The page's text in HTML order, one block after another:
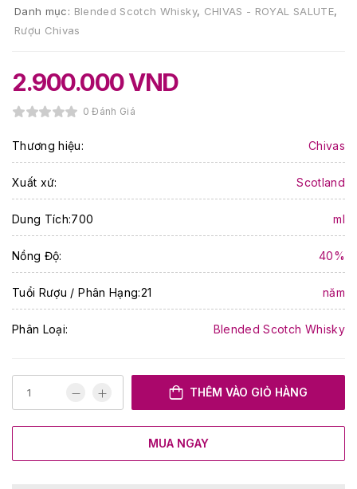
Danh mục: Blended Scotch Whisky, CHIVAS - ROYAL SALUTE,
Rượu Chivas
2.900.000VND
0 Đánh Giá
Thương hiệu: Chivas
Xuất xứ: Scotland
Dung Tích:700 ml
Nồng Độ: 40%
Tuổi Rượu / Phân Hạng:21 năm
Phân Loại: Blended Scotch Whisky
THÊM VÀO GIỎ HÀNG
MUA NGAY